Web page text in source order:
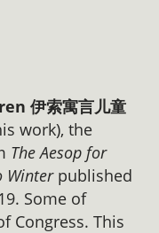
伊索寓言儿童
work), the
The Aesop for
Winterpublished
Some of
Congress. This